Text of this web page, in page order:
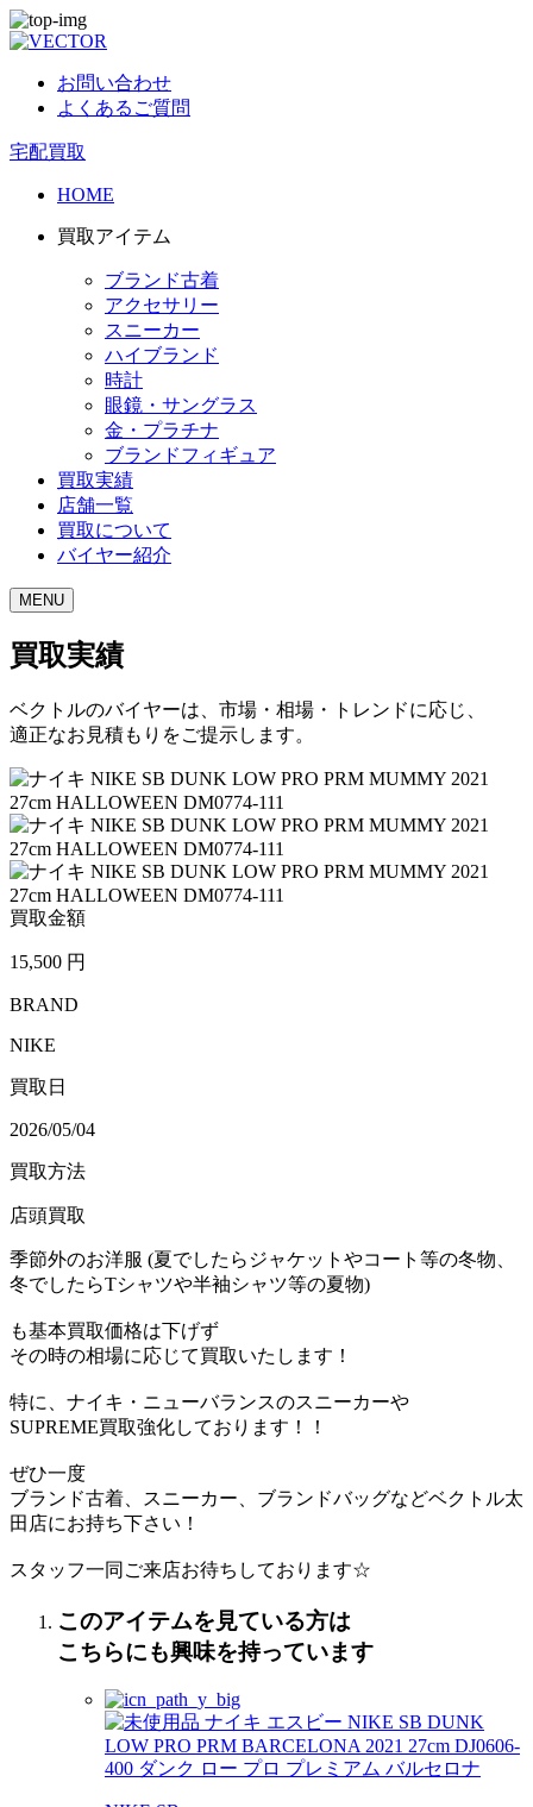
お問い合わせ
よくあるご質問
宅配買取
HOME
買取アイテム
ブランド古着
アクセサリー
スニーカー
ハイブランド
時計
眼鏡・サングラス
金・プラチナ
ブランドフィギュア
買取実績
店舗一覧
買取について
バイヤー紹介
MENU
買取実績
ベクトルのバイヤーは、市場・相場・トレンドに応じ、
適正なお見積もりをご提示します。
買取金額
15,500 円
BRAND
NIKE
買取日
2026/05/04
買取方法
店頭買取
季節外のお洋服 (夏でしたらジャケットやコート等の冬物、
冬でしたらTシャツや半袖シャツ等の夏物)
も基本買取価格は下げず
その時の相場に応じて買取いたします！
特に、ナイキ・ニューバランスのスニーカーや
SUPREME買取強化しております！！
ぜひ一度
ブランド古着、スニーカー、ブランドバッグなどベクトル太
田店にお持ち下さい！
スタッフ一同ご来店お待ちしております☆
このアイテムを見ている方は
こちらにも興味を持っています